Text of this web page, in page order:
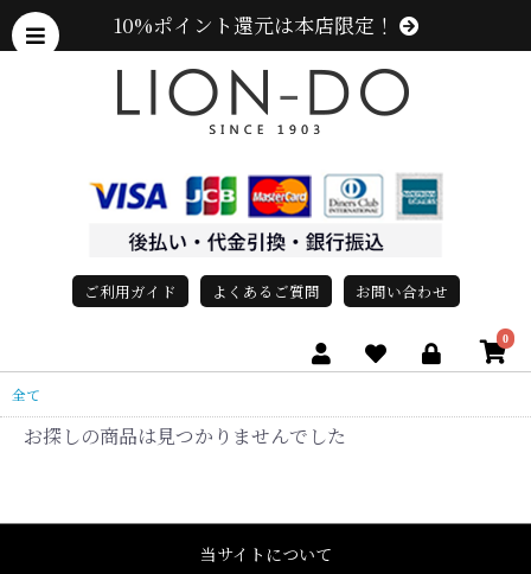
10%ポイント還元は本店限定！
ご利用ガイド よくあるご質問 お問い合わせ
0
全て
お探しの商品は見つかりませんでした
当サイトについて